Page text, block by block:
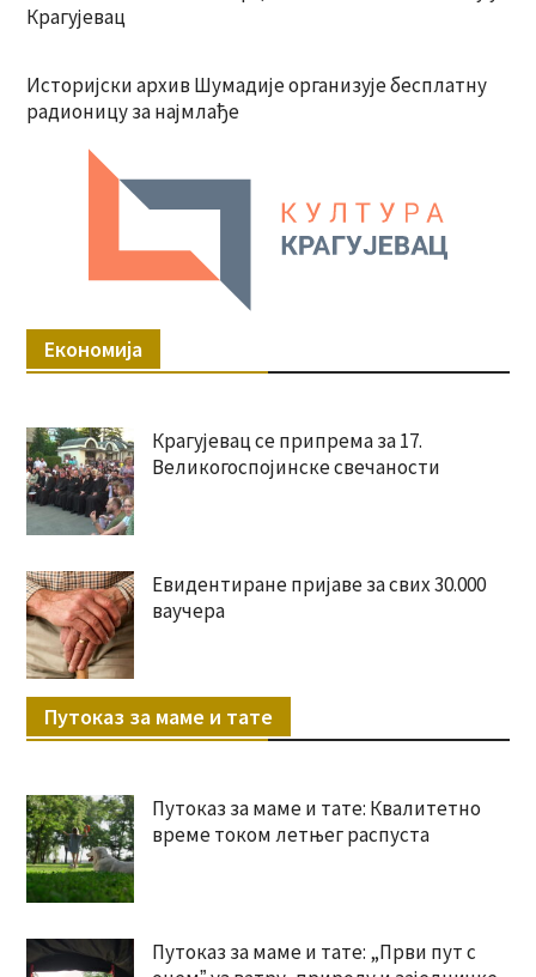
Крагујевац
Историјски архив Шумадије организује бесплатну
радионицу за најмлађе
Економија
Крагујевац се припрема за 17.
Великогоспојинске свечаности
Евидентиране пријаве за свих 30.000
ваучера
Путоказ за маме и тате
Путоказ за маме и тате: Квалитетно
време током летњег распуста
Путоказ за маме и тате: „Први пут с